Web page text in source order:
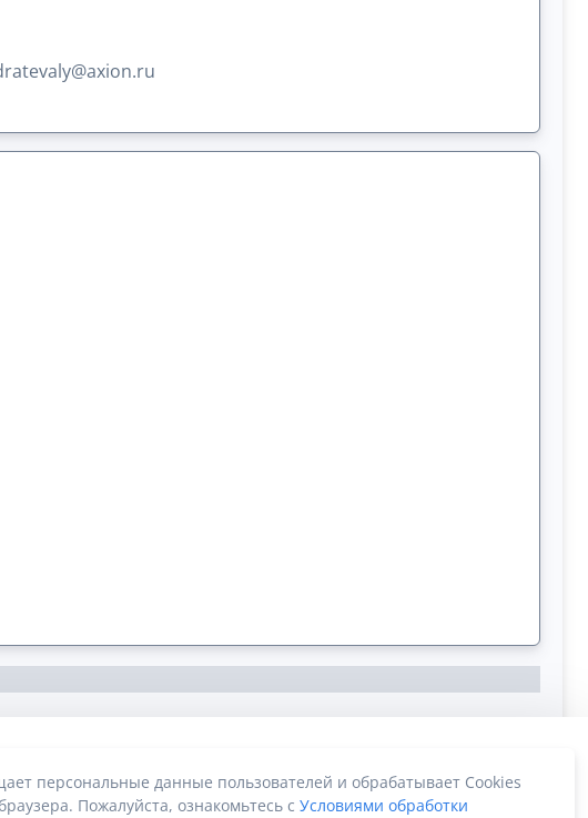
персональные данные пользователей и обрабатывает Cookies
Пожалуйста, ознакомьтесь с Условиями обработки